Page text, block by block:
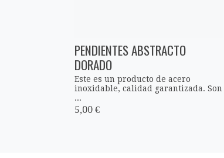
PENDIENTES ABSTRACTO
DORADO
Este es un producto de acero
inoxidable, calidad garantizada. Son
...
5,00 €